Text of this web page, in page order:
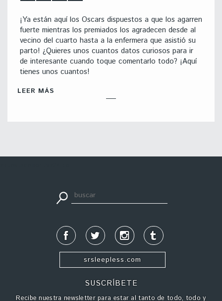
¡Ya están aquí los Oscars dispuestos a que los agarren
fuerte mientras los premiados los agradecen desde al
vecino del cuarto hasta a la enfermera que asistió su
parto! ¿Quieres unos cuantos datos curiosos para ir
de interesante cuando toque comentarlo todo? ¡Aquí
tienes unos cuantos!
LEER MÁS
srsleepless.com
SUSCRÍBETE
Recibe nuestra newsletter para estar al tanto de todo, todo y